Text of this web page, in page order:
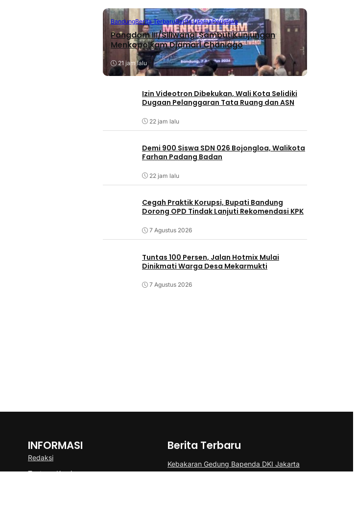
BandungBerita TerbaruBerita UtamaPeristiwa
Pangdam III/Siliwangi Sambut Kunjungan
Menkopolkam Djamari Chaniago
21 jam lalu
Izin Videotron Dibekukan, Wali Kota Selidiki
Dugaan Pelanggaran Tata Ruang dan ASN
22 jam lalu
Demi 900 Siswa SDN 026 Bojongloa, Walikota
Farhan Padang Badan
22 jam lalu
Cegah Praktik Korupsi, Bupati Bandung
Dorong OPD Tindak Lanjuti Rekomendasi KPK
7 Agustus 2026
Tuntas 100 Persen, Jalan Hotmix Mulai
Dinikmati Warga Desa Mekarmukti
7 Agustus 2026
INFORMASI
Redaksi
Tentang Kami
Berita Terbaru
Kebakaran Gedung Bapenda DKI Jakarta
di Gambir Berhasil Dipadamkan